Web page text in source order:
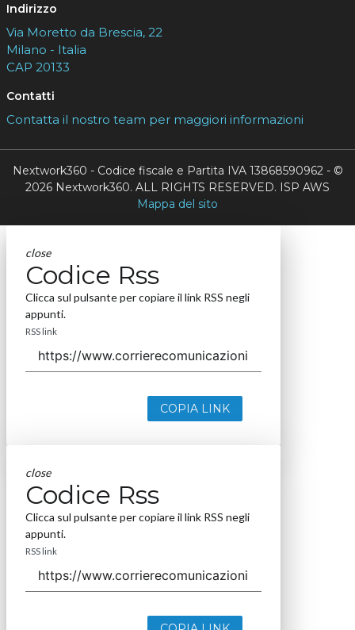
Indirizzo
Via Moretto da Brescia, 22
Milano - Italia
CAP 20133
Contatti
Contatta il nostro team per maggiori informazioni
Nextwork360 - Codice fiscale e Partita IVA 13868590962 - ©
2026 Nextwork360. ALL RIGHTS RESERVED. ISP AWS
Mappa del sito
close
Codice Rss
Clicca sul pulsante per copiare il link RSS negli
appunti.
RSS link
COPIA LINK
close
Codice Rss
Clicca sul pulsante per copiare il link RSS negli
appunti.
RSS link